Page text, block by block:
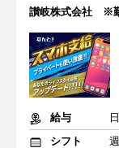
讃岐株式会社 ※
給与
シフト